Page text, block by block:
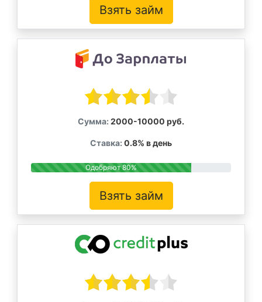
Взять займ
Сумма: 2000-10000 руб.
Ставка: 0.8% в день
Одобряют 80%
Взять займ